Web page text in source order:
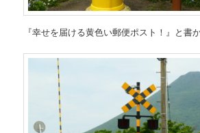
『幸せを届ける黄色い郵便ポスト！』と書